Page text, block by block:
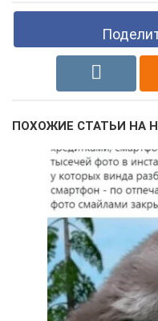
ПОХОЖИЕ СТАТЬИ НА